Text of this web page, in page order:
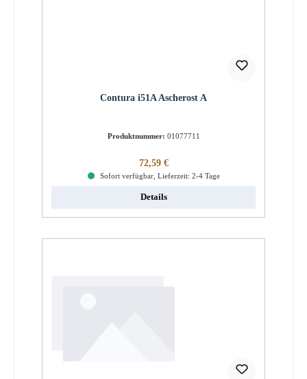
Contura i51A Ascherost A
Produktnummer: 01077711
Regulärer Preis:
72,59 €
Sofort verfügbar, Lieferzeit: 2-4 Tage
Details